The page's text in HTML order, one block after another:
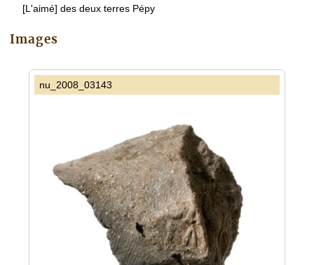
[L'aimé] des deux terres Pépy
Images
nu_2008_03143